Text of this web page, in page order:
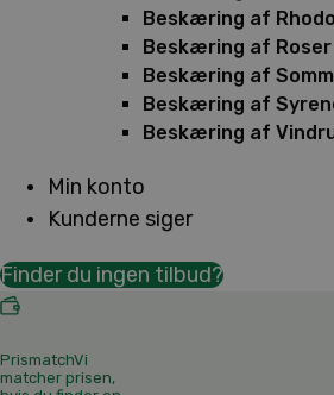
Beskæring af
Beskæring af Roser
Beskæring af
Beskæring af
Beskæring af
Min konto
Kunderne siger
Finder du ingen tilbud?
PrismatchVi
matcher prisen,